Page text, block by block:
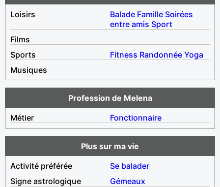
Loisirs
Balade Famille Soirées
entre amis Sport
Films
Sports
Fitness Randonnée Yoga
Musiques
Profession de Melena
Métier
Fonctionnaire
Plus sur ma vie
Activité préférée
Se balader
Signe astrologique
Gémeaux